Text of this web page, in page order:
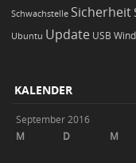
Schwachstelle Sicherheit
Ubuntu Update USB
KALENDER
September 2016
M
D M